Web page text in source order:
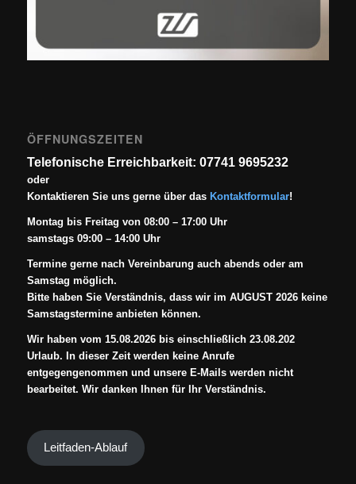
ÖFFNUNGSZEITEN
Telefonische Erreichbarkeit: 07741 9695232
oder
Kontaktieren Sie uns gerne über das Kontaktformular!
Montag bis Freitag von 08:00 – 17:00 Uhr
samstags 09:00 – 14:00 Uhr
Termine gerne nach Vereinbarung auch abends oder am
Samstag möglich.
Bitte haben Sie Verständnis, dass wir im AUGUST 2026 keine
Samstagstermine anbieten können.
Wir haben vom 15.08.2026 bis einschließlich 23.08.202
Urlaub. In dieser Zeit werden keine Anrufe
entgegengenommen und unsere E-Mails werden nicht
bearbeitet. Wir danken Ihnen für Ihr Verständnis.
Leitfaden-Ablauf